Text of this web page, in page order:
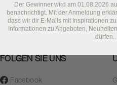
FOLGEN SIE UNS
Facebook
Der Gewinner wird am 01.08.2026
benachrichtigt. Mit der Anmeldung
dass wir dir E-Mails mit Inspirationen
Informationen zu Angeboten,
dürfen.